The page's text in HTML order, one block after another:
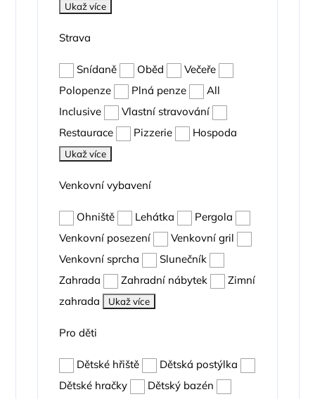
Ukaž více
Strava
Snídaně Oběd
Večeře
Polopenze
Plná penze
All
Inclusive
Vlastní stravování
Restaurace
Pizzerie Hospoda
Ukaž více
Venkovní vybavení
Ohniště Lehátka
Pergola
Venkovní posezení
Venkovní gril
Venkovní sprcha
Slunečník
Zahrada
Zahradní nábytek
Zimní
zahrada
Ukaž více
Pro děti
Dětské hřiště
Dětská postýlka
Dětské hračky
Dětský bazén